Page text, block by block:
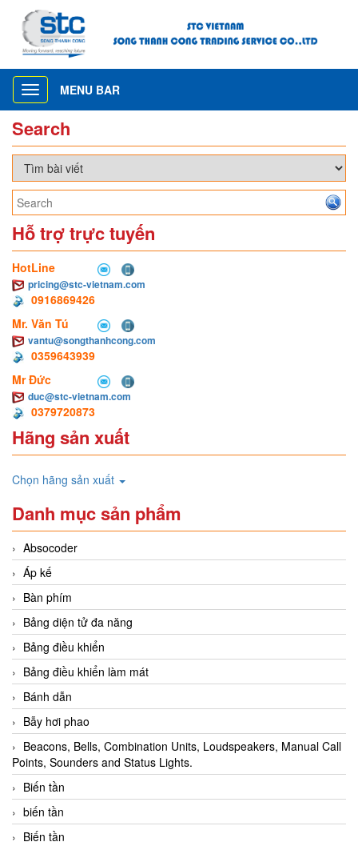
Toggle
navigation
MENU BAR
Search
Hỗ trợ trực tuyến
HotLine
pricing@stc-vietnam.com
0916869426
Mr. Văn Tú
vantu@songthanhcong.com
0359643939
Mr Đức
duc@stc-vietnam.com
0379720873
Hãng sản xuất
Chọn hãng sản xuất
Danh mục sản phẩm
Absocoder
Áp kế
Bàn phím
Bảng diện tử đa năng
Bảng điều khiển
Bảng điều khiển làm mát
Bánh dẫn
Bẫy hơi phao
Beacons, Bells, Combination Units, Loudspeakers, Manual Call
Points, Sounders and Status Lights.
Biến tần
biến tần
Biến tần